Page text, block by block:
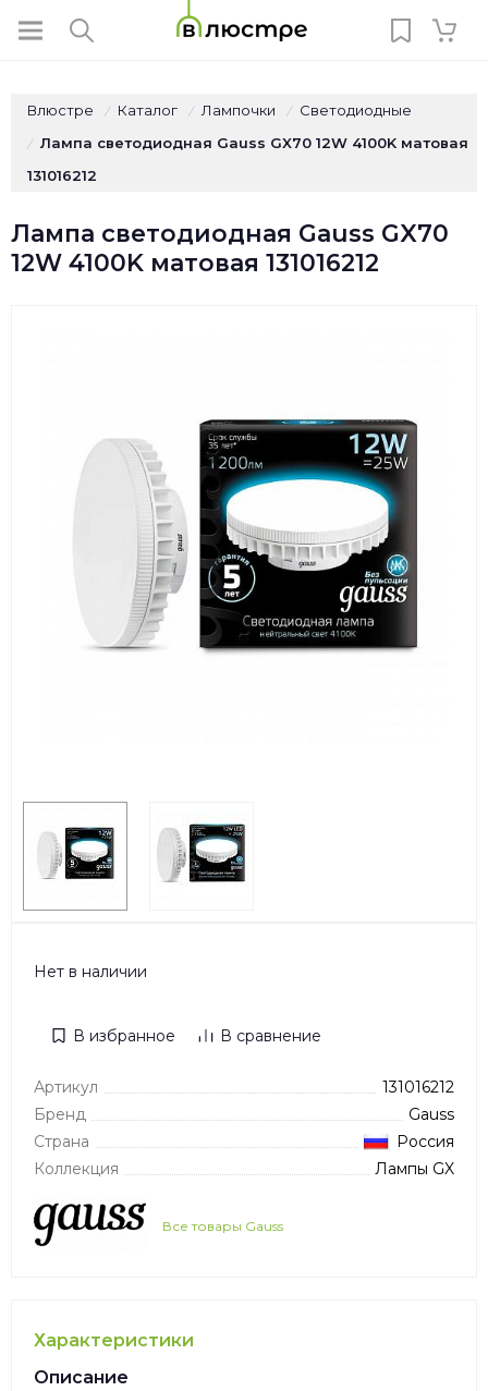
Влюстре / Каталог / Лампочки / Светодиодные
/
Лампа светодиодная Gauss GX70 12W 4100K матовая
131016212
Лампа светодиодная Gauss GX70
12W 4100K матовая 131016212
Нет в наличии
В избранное В сравнение
Артикул
131016212
Бренд
Gauss
Страна
Россия
Коллекция
Лампы GX
Все товары Gauss
Характеристики
Описание